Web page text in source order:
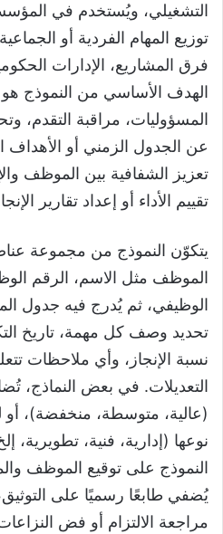
التشغيلي، ويُستخدم في
توزيع المهام الفردية أو
فرق المشاريع، الإدارات
الهدف الأساسي من النموذج
المسؤوليات، مراقبة التقدم،
عن الجدول الزمني أو
تعزيز الشفافية بين الموظف
تقييم الأداء أو إعداد تقارير
يتكوّن النموذج من مجموعة
الموظف مثل الاسم، الرقم
الوظيفي، ثم يُدرج فيه جدول
تحديد وصف كل مهمة، تاريخ
نسبة الإنجاز، وأي ملاحظات
التعديلات. في بعض النماذج،
(عالية، متوسطة، منخفضة)،
نوعها (إدارية، فنية،
النموذج على توقيع الموظف
يُضفي طابعًا رسميًا على
مراجعة الالتزام أو فض النزاعات